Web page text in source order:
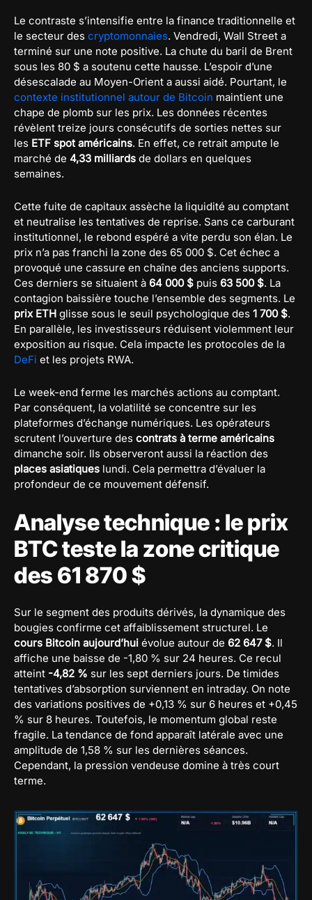
Le contraste s’intensifie entre la finance traditionnelle et
le secteur des cryptomonnaies. Vendredi, Wall Street a
terminé sur une note positive. La chute du baril de Brent
sous les 80 $ a soutenu cette hausse. L’espoir d’une
désescalade au Moyen-Orient a aussi aidé. Pourtant, le
contexte institutionnel autour de Bitcoin maintient une
chape de plomb sur les prix. Les données récentes
révèlent treize jours consécutifs de sorties nettes sur
les ETF spot américains. En effet, ce retrait ampute le
marché de 4,33 milliards de dollars en quelques
semaines.
Cette fuite de capitaux assèche la liquidité au comptant
et neutralise les tentatives de reprise. Sans ce carburant
institutionnel, le rebond espéré a vite perdu son élan. Le
prix n’a pas franchi la zone des 65 000 $. Cet échec a
provoqué une cassure en chaîne des anciens supports.
Ces derniers se situaient à 64 000 $ puis 63 500 $. La
contagion baissière touche l’ensemble des segments. Le
prix ETH glisse sous le seuil psychologique des 1 700 $.
En parallèle, les investisseurs réduisent violemment leur
exposition au risque. Cela impacte les protocoles de la
DeFi et les projets RWA.
Le week-end ferme les marchés actions au comptant.
Par conséquent, la volatilité se concentre sur les
plateformes d’échange numériques. Les opérateurs
scrutent l’ouverture des contrats à terme américains
dimanche soir. Ils observeront aussi la réaction des
places asiatiques lundi. Cela permettra d’évaluer la
profondeur de ce mouvement défensif.
Analyse technique : le prix
BTC teste la zone critique
des 61 870 $
Sur le segment des produits dérivés, la dynamique des
bougies confirme cet affaiblissement structurel. Le
cours Bitcoin aujourd’hui évolue autour de 62 647 $. Il
affiche une baisse de -1,80 % sur 24 heures. Ce recul
atteint -4,82 % sur les sept derniers jours. De timides
tentatives d’absorption surviennent en intraday. On note
des variations positives de +0,13 % sur 6 heures et +0,45
% sur 8 heures. Toutefois, le momentum global reste
fragile. La tendance de fond apparaît latérale avec une
amplitude de 1,58 % sur les dernières séances.
Cependant, la pression vendeuse domine à très court
terme.